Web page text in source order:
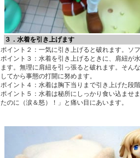
３．水着を引き上げます
ポイント２：一気に引き上げると破れます。ソ
ポイント３：水着を引き上げるときに、肩紐が
ます。無理に肩紐を引っ張ると破れます。そん
してから事態の打開に努めます。
ポイント４：水着は胸下当りまで引き上げた段
ポイント５：水着は秘所にしっかり食い込ませ
たのに（涙＆怒）！」と痛い目にあいます。